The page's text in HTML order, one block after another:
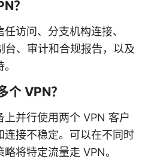
？
访问、分支机构连接、
台、审计和合规报告，以及
个 VPN？
并行使用两个 VPN 客户
连接不稳定。可以在不同时
将特定流量走 VPN。